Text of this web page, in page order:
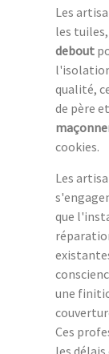
Les
les
debout
qualité,
de père
cookies.
Les
que
une
Ces